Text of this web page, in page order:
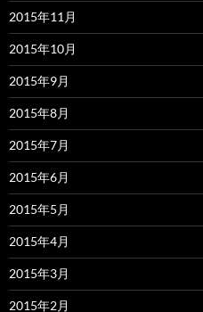
2015年11月
2015年10月
2015年9月
2015年8月
2015年7月
2015年6月
2015年5月
2015年4月
2015年3月
2015年2月